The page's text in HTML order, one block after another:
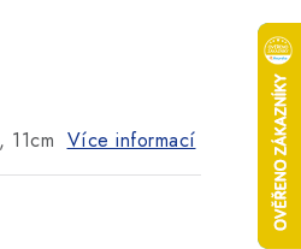
11cm Více informací